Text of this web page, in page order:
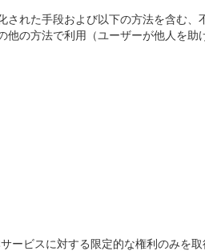
れた手段および以下の方法を含む、
の方法で利用（ユーザーが他人を助
ビスに対する限定的な権利のみを